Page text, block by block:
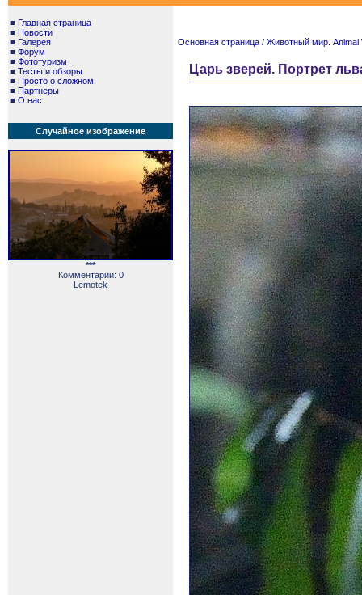
■ Главная страница
■ Новости
■ Галерея
■ Форум
■ Фототуризм
■ Тесты и обзоры
■ Просто о сложном
■ Партнеры
■ О нас
Случайное изображение
***
Комментарии: 0
Lemotek
Основная страница / Животный мир. Animal
Царь зверей. Портрет